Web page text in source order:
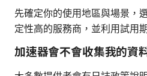
先確定你的使用地區與場景，
定性高的服務商，並利用試用
加速器會不會收集我的資